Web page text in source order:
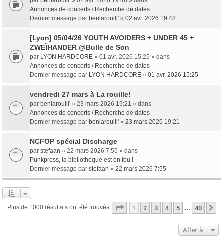
Annonces de concerts / Recherche de dates
Dernier message par benlarouill' » 02 avr. 2026 19:48
[Lyon] 05/04/26 YOUTH AVOIDERS + UNDER 45 +
ZWEÏHANDER @Bulle de Son
par LYON HARDCORE » 01 avr. 2026 15:25 » dans
Annonces de concerts / Recherche de dates
Dernier message par LYON HARDCORE » 01 avr. 2026 15:25
vendredi 27 mars à La rouille!
par benlarouill' » 23 mars 2026 19:21 » dans
Annonces de concerts / Recherche de dates
Dernier message par benlarouill' » 23 mars 2026 19:21
NCFOP spécial Discharge
par stefaan » 22 mars 2026 7:55 » dans
Punkpress, la bibliothèque est en feu !
Dernier message par stefaan » 22 mars 2026 7:55
Plus de 1000 résultats ont été trouvés Page 1sur40
1 2 3 4 5 … 40
Aller à